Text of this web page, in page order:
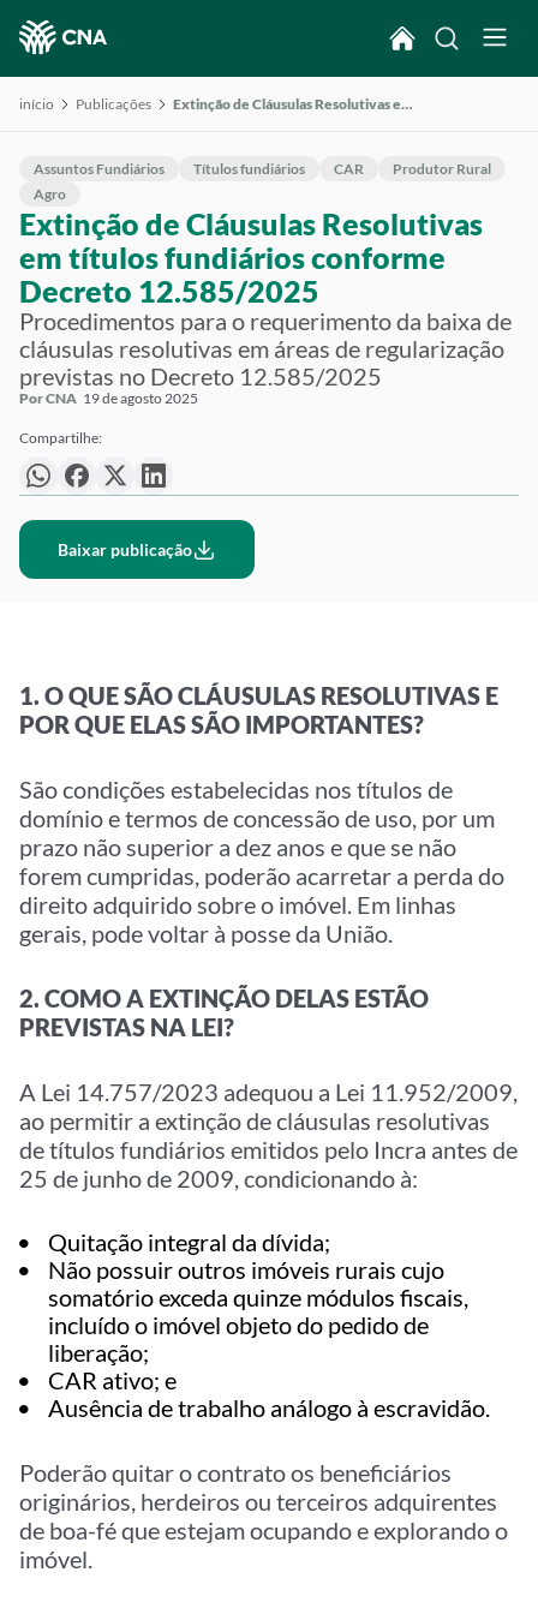
início Publicações Extinção de Cláusulas Resolutivas em títulos fundiários conforme Decreto 12.585/2025
Assuntos Fundiários Títulos fundiários CAR
Produtor Rural
Agro
Extinção de Cláusulas Resolutivas
em títulos fundiários conforme
Decreto 12.585/2025
Procedimentos para o requerimento da baixa de
cláusulas resolutivas em áreas de regularização
previstas no Decreto 12.585/2025
Por CNA 19 de agosto 2025
Compartilhe:
Baixar publicação
1. O QUE SÃO CLÁUSULAS RESOLUTIVAS E
POR QUE ELAS SÃO IMPORTANTES?
São condições estabelecidas nos títulos de
domínio e termos de concessão de uso, por um
prazo não superior a dez anos e que se não
forem cumpridas, poderão acarretar a perda do
direito adquirido sobre o imóvel. Em linhas
gerais, pode voltar à posse da União.
2. COMO A EXTINÇÃO DELAS ESTÃO
PREVISTAS NA LEI?
A Lei 14.757/2023 adequou a Lei 11.952/2009,
ao permitir a extinção de cláusulas resolutivas
de títulos fundiários emitidos pelo Incra antes de
25 de junho de 2009, condicionando à:
Quitação integral da dívida;
Não possuir outros imóveis rurais cujo
somatório exceda quinze módulos fiscais,
incluído o imóvel objeto do pedido de
liberação;
CAR ativo; e
Ausência de trabalho análogo à escravidão.
Poderão quitar o contrato os beneficiários
originários, herdeiros ou terceiros adquirentes
de boa-fé que estejam ocupando e explorando o
imóvel.